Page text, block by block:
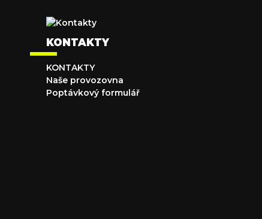
KONTAKTY
KONTAKTY
Naše provozovna
Poptávkový formulář